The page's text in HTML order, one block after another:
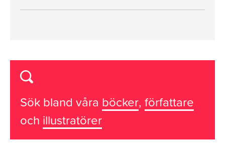
Sök bland våra böcker, författare
och illustratörer